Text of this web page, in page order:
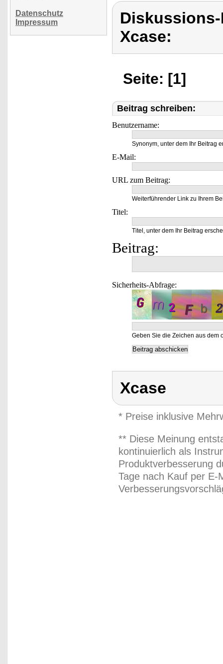
Datenschutz
Impressum
Xcase:
Seite: [1]
Beitrag schreiben:
Benutzername:
Synonym, unter dem Ihr Beitrag
E-Mail:
URL zum Beitrag:
Weiterführender Link zu Ihrem
Titel:
Titel, unter dem Ihr Beitrag
Beitrag:
Sicherheits-Abfrage:
Geben Sie die Zeichen aus dem
Xcase
* Preise inklusive
** Diese Meinung
kontinuierlich als
Produktverbesserung
Tage nach Kauf per E-